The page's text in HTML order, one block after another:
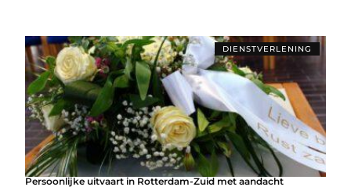
DIENSTVERLENING
Persoonlijke uitvaart in Rotterdam-Zuid met aandacht